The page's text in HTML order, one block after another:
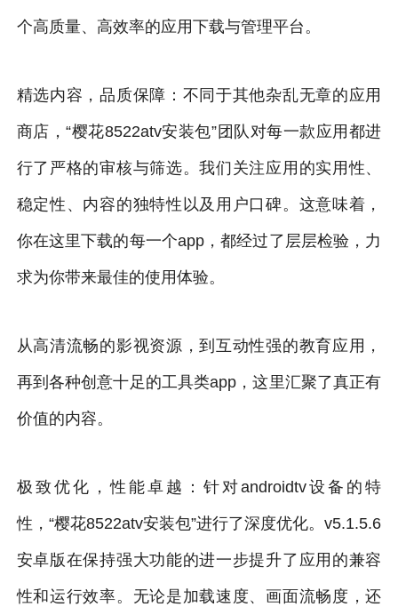
个高质量、高效率的应用下载与管理平台。
精选内容，品质保障：不同于其他杂乱无章的应用
商店，“樱花8522atv安装包”团队对每一款应用都进
行了严格的审核与筛选。我们关注应用的实用性、
稳定性、内容的独特性以及用户口碑。这意味着，
你在这里下载的每一个app，都经过了层层检验，力
求为你带来最佳的使用体验。
从高清流畅的影视资源，到互动性强的教育应用，
再到各种创意十足的工具类app，这里汇聚了真正有
价值的内容。
极致优化，性能卓越：针对androidtv设备的特
性，“樱花8522atv安装包”进行了深度优化。v5.1.5.6
安卓版在保持强大功能的进一步提升了应用的兼容
性和运行效率。无论是加载速度、画面流畅度，还